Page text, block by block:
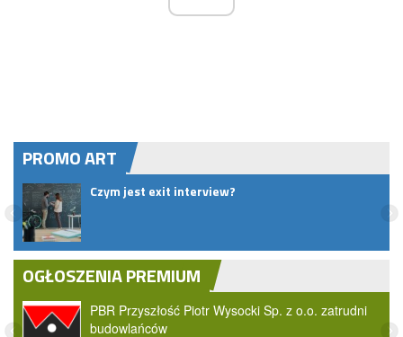
PROMO ART
Czym jest exit interview?
OGŁOSZENIA PREMIUM
PBR Przyszłość Piotr Wysocki Sp. z o.o. zatrudni
budowlańców